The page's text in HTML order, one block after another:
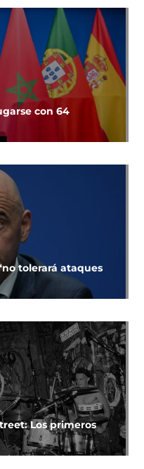
con 64
tolerará ataques
Los primeros